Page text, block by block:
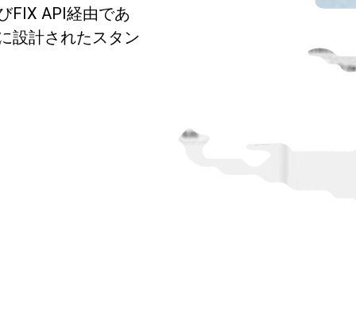
FIX API経由であ
設計されたスタン